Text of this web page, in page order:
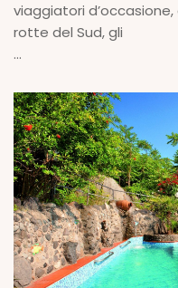
viaggiatori
rotte del Sud, gli
...